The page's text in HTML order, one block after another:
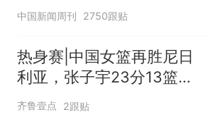
官方回应
中国新闻周刊 2750跟贴
热身赛|中国女篮再胜尼日
利亚，张子宇23分13篮板
表现抢眼
齐鲁壹点 2跟贴